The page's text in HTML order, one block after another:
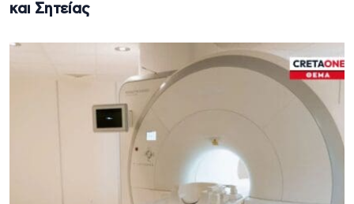
και Σητείας